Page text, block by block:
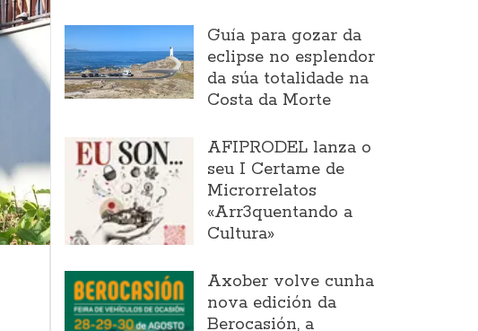
Guía para gozar da
eclipse no esplendor
da súa totalidade na
Costa da Morte
AFIPRODEL lanza o
seu I Certame de
Microrrelatos
«Arr3quentando a
Cultura»
Axober volve cunha
nova edición da
Berocasión, a